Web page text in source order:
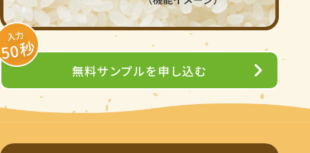
入力
秒
無料サンプルを申し込む